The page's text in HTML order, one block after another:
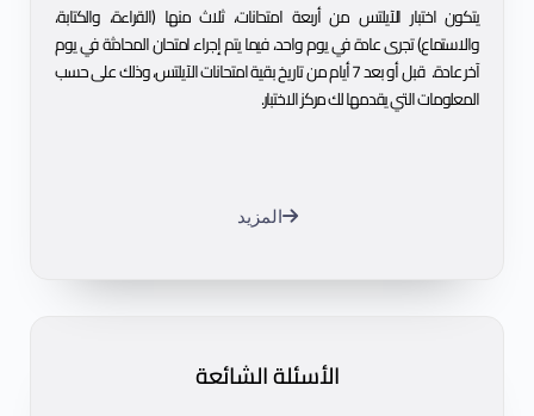
يتكون اختبار الآيلتس من أربعة امتحانات، ثلاث منها (القراءة، والكتابة،
والاستماع) تجرى عادة في يوم واحد، فيما يتم إجراء امتحان المحادثة في يوم
آخر عادة. قبل أو بعد 7 أيام من تاريخ بقية امتحانات الآيلتس، وذلك على حسب
المعلومات التي يقدمها لك مركز الاختبار.
المزيد
الأسئلة الشائعة